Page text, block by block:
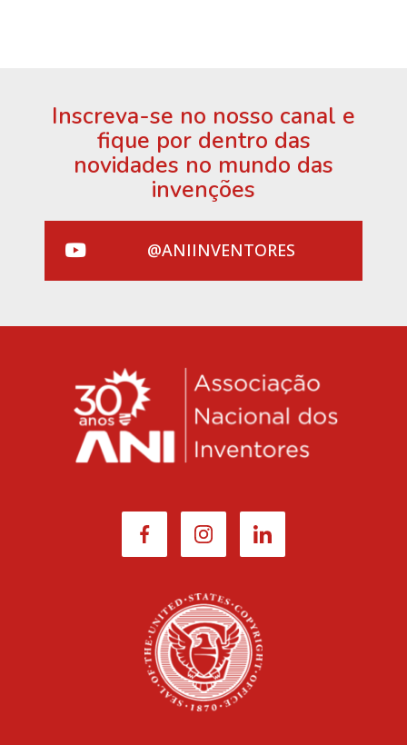
Inscreva-se no nosso canal e
fique por dentro das
novidades no mundo das
invenções
@ANIINVENTORES